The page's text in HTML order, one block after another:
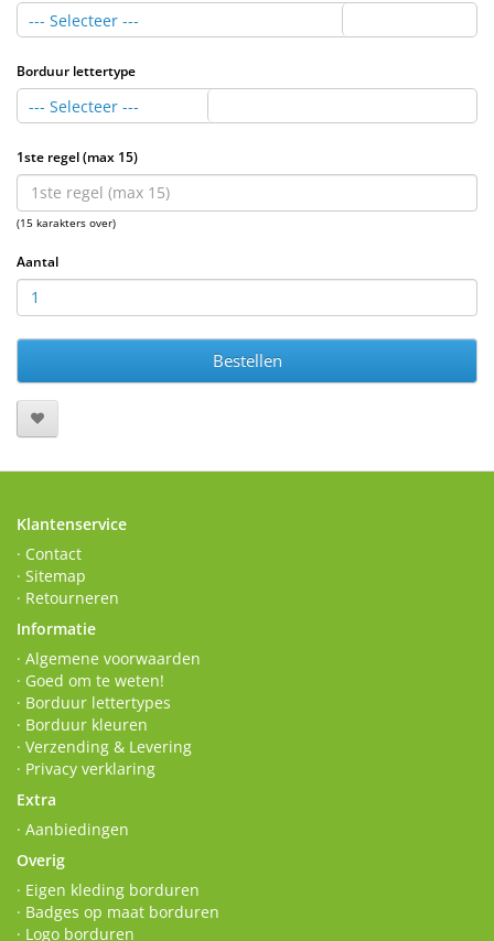
--- Selecteer ---
Borduur lettertype
--- Selecteer ---
1ste regel (max 15)
(15 karakters over)
Aantal
Bestellen
Klantenservice
· Contact
· Sitemap
· Retourneren
Informatie
· Algemene voorwaarden
· Goed om te weten!
· Borduur lettertypes
· Borduur kleuren
· Verzending & Levering
· Privacy verklaring
Extra
· Aanbiedingen
Overig
· Eigen kleding borduren
· Badges op maat borduren
· Logo borduren